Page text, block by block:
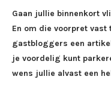
Gaan jullie binnenkort
En om die voorpret vast
gastbloggers een
je voordelig kunt
wens jullie alvast een